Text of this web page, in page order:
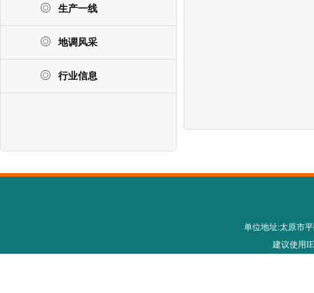
生产一线
地调风采
行业信息
单位地址:太原市
建议使用